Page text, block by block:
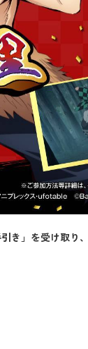
き」を受け取り